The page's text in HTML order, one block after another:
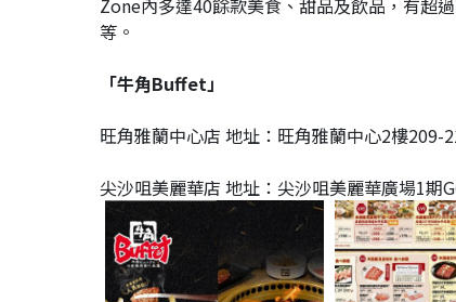
Zone內多達40餘款美食、甜品及飲品，有超
等。
「牛角Buffet」
旺角雅蘭中心店 地址：旺角雅蘭中心2樓209-
尖沙咀美麗華店 地址：尖沙咀美麗華廣場1期